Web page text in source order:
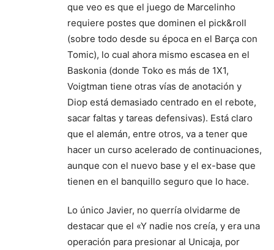
que veo es que el juego de Marcelinho
requiere postes que dominen el pick&roll
(sobre todo desde su época en el Barça con
Tomic), lo cual ahora mismo escasea en el
Baskonia (donde Toko es más de 1X1,
Voigtman tiene otras vías de anotación y
Diop está demasiado centrado en el rebote,
sacar faltas y tareas defensivas). Está claro
que el alemán, entre otros, va a tener que
hacer un curso acelerado de continuaciones,
aunque con el nuevo base y el ex-base que
tienen en el banquillo seguro que lo hace.
Lo único Javier, no querría olvidarme de
destacar que el «Y nadie nos creía, y era una
operación para presionar al Unicaja, por